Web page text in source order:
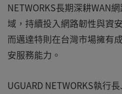
NETWORKS長期深耕WAN
域，持續投入網路韌性與資
而邁達特則在台灣市場擁有
安服務能力。
UGUARD NETWORKS執行